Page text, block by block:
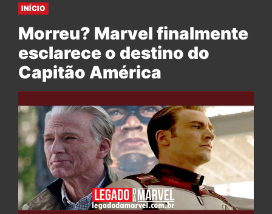
INÍCIO
Morreu? Marvel finalmente
esclarece o destino do
Capitão América